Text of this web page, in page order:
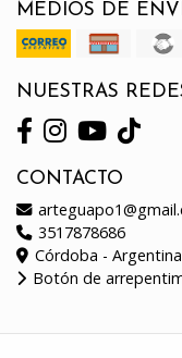
MEDIOS DE
NUESTRAS
CONTACTO
3517878686
Córdoba - Argentina
Botón de